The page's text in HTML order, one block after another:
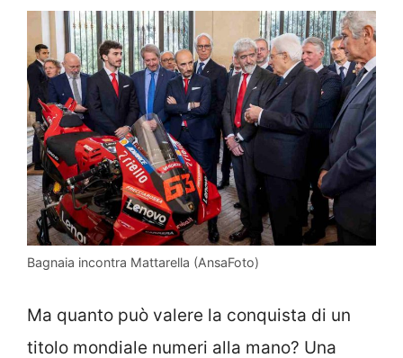
Bagnaia incontra Mattarella (AnsaFoto)
Ma quanto può valere la conquista di un
titolo mondiale numeri alla mano? Una